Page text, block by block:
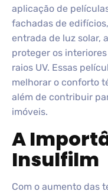
aplicação de
fachadas de
entrada de luz solar,
proteger os
raios UV. Essas
melhorar o conforto
além de contribuir
imóveis.
A
Insulfilm
Com o aumento das